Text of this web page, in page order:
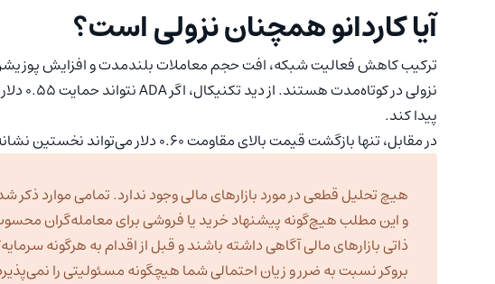
آیا کاردانو همچنان نزولی است؟
ترکیب کاهش فعالیت شبکه، افت حجم معاملات بلندمدت و افزایش
پیدا کند.
در مقابل، تنها بازگشت قیمت بالای مقاومت ۰.۶۰ دلار می‌تواند نخستین نشانه بازگشت خریداران و کاهش فشار نزولی باشد.
هیچ تحلیل قطعی در مورد بازارهای مالی وجود ندارد. تمامی موارد ذکر
و این مطلب هیچ‌گونه پیشنهاد خرید یا فروشی برای معامله‌گران
ذاتی بازارهای مالی آگاهی داشته باشند و قبل از اقدام به هرگونه
بروکر نسبت به ضرر و زیان احتمالی شما هیچگونه مسئولیتی را